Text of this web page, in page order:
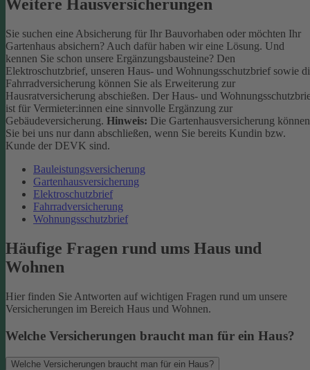
Weitere Hausversicherungen
Sie suchen eine Absicherung für Ihr Bauvorhaben oder möchten Ihr
Gartenhaus absichern? Auch dafür haben wir eine Lösung. Und
kennen Sie schon unsere Ergänzungsbausteine? Den
Elektroschutzbrief, unseren Haus- und Wohnungsschutzbrief sowie
Fahrradversicherung können Sie als Erweiterung zur
Hausratversicherung abschießen. Der Haus- und
ist für Vermieter:innen eine sinnvolle Ergänzung zur
Gebäudeversicherung. Hinweis: Die Gartenhausversicherung können
Sie bei uns nur dann abschließen, wenn Sie bereits Kundin bzw.
Kunde der DEVK sind.
Bauleistungsversicherung
Gartenhausversicherung
Elektroschutzbrief
Fahrradversicherung
Wohnungsschutzbrief
Häufige Fragen rund ums Haus und
Wohnen
Hier finden Sie Antworten auf wichtigen Fragen rund um unsere
Versicherungen im Bereich Haus und Wohnen.
Welche Versicherungen braucht man für ein Haus?
Welche Versicherungen braucht man für ein Haus?